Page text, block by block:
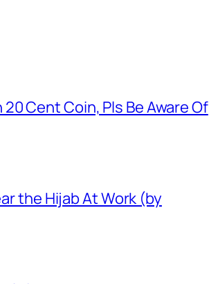
Cent Coin, Pls Be Aware Of
the Hijab At Work (by